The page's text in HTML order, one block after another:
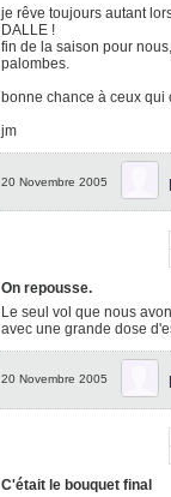
je rêve toujours autant
DALLE !
fin de la saison pour
palombes.
bonne chance à ceux qui
jm
20 Novembre 2005
On repousse.
Le seul vol que nous
avec une grande dose
20 Novembre 2005
C'était le bouquet final